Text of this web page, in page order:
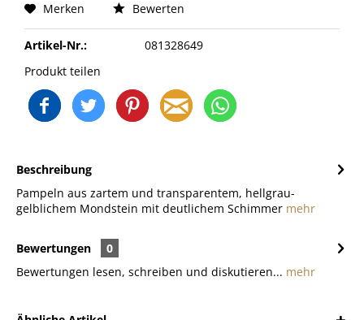
Merken Bewerten
Artikel-Nr.:
081328649
Produkt teilen
Beschreibung
Pampeln aus zartem und transparentem, hellgrau-
gelblichem Mondstein mit deutlichem Schimmer mehr
Bewertungen
0
Bewertungen lesen, schreiben und diskutieren... mehr